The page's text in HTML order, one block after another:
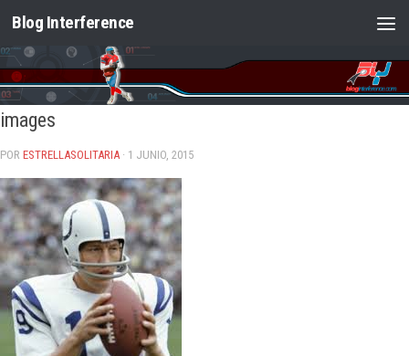
Saltar al contenido
Blog Interference
images
POR ESTRELLASOLITARIA · 1 JUNIO, 2015